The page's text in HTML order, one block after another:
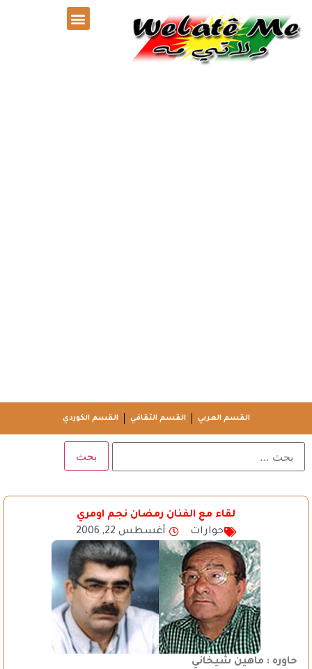
القسم العربي القسم الثقافي القسم الكوردي
لقاء مع الفنان رمضان نجم اومري
حوارات
أغسطس 22, 2006
حاوره : ماهين شيخاني